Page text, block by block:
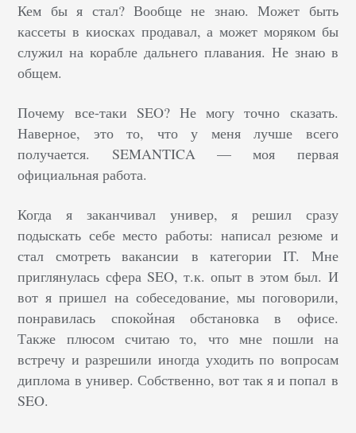
Кем бы я стал? Вообще не знаю. Может быть
кассеты в киосках продавал, а может моряком бы
служил на корабле дальнего плавания. Не знаю в
общем.
Почему все-таки SEO? Не могу точно сказать.
Наверное, это то, что у меня лучше всего
получается. SEMANTICA — моя первая
официальная работа.
Когда я заканчивал универ, я решил сразу
подыскать себе место работы: написал резюме и
стал смотреть вакансии в категории IT. Мне
приглянулась сфера SEO, т.к. опыт в этом был. И
вот я пришел на собеседование, мы поговорили,
понравилась спокойная обстановка в офисе.
Также плюсом считаю то, что мне пошли на
встречу и разрешили иногда уходить по вопросам
диплома в универ. Собственно, вот так я и попал в
SEO.